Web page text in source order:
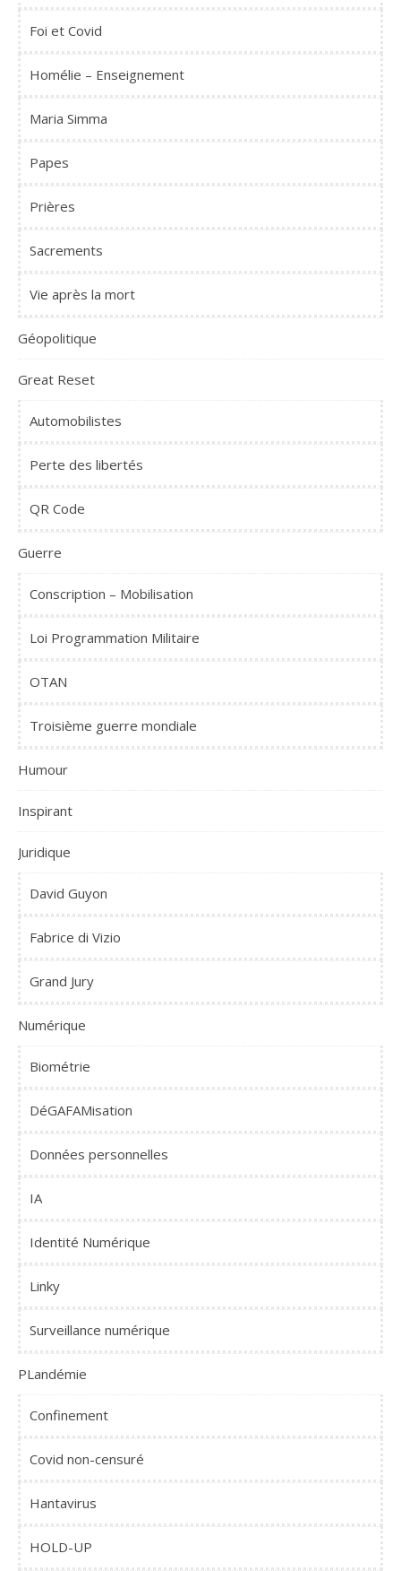
Foi et Covid
Homélie – Enseignement
Maria Simma
Papes
Prières
Sacrements
Vie après la mort
Géopolitique
Great Reset
Automobilistes
Perte des libertés
QR Code
Guerre
Conscription – Mobilisation
Loi Programmation Militaire
OTAN
Troisième guerre mondiale
Humour
Inspirant
Juridique
David Guyon
Fabrice di Vizio
Grand Jury
Numérique
Biométrie
DéGAFAMisation
Données personnelles
IA
Identité Numérique
Linky
Surveillance numérique
PLandémie
Confinement
Covid non-censuré
Hantavirus
HOLD-UP